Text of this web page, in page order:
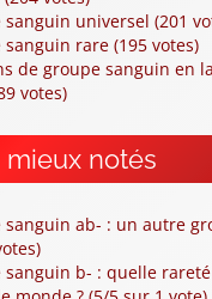
sanguin universel (201
sanguin rare (195 votes)
de groupe sanguin en
votes)
notés
sanguin ab- : un autre
sanguin b- : quelle